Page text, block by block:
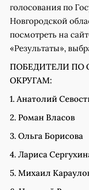
голосования по
Новгородской
посмотреть на
«Результаты»,
ПОБЕДИТЕЛИ
ОКРУГАМ:
1. Анатолий
2. Роман Власов
3. Ольга Борисова
4. Лариса
5. Михаил